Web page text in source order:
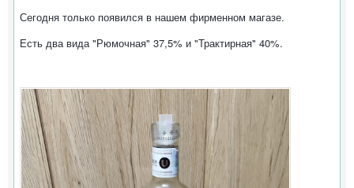
Сегодня только появился в нашем фирменном магазе.
Есть два вида "Рюмочная" 37,5% и "Трактирная" 40%.